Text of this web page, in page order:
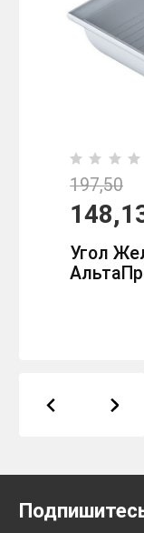
197,50
Угол